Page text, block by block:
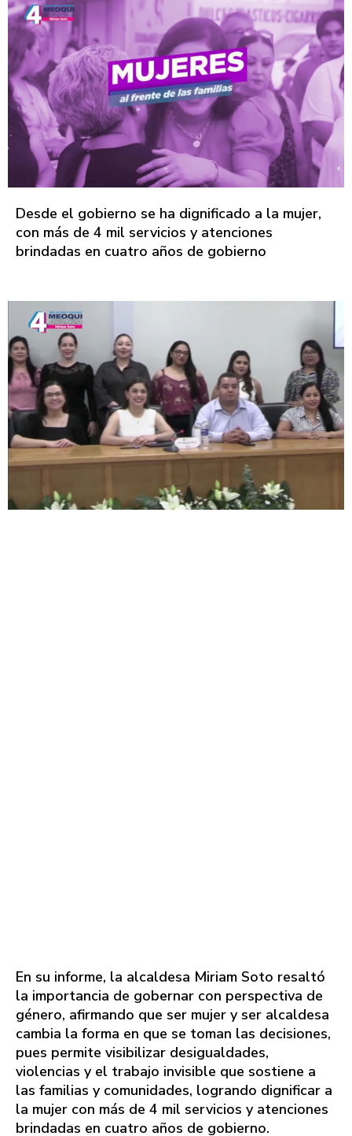
Desde el gobierno se ha dignificado a la mujer,
con más de 4 mil servicios y atenciones
brindadas en cuatro años de gobierno
En su informe, la alcaldesa Miriam Soto resaltó
la importancia de gobernar con perspectiva de
género, afirmando que ser mujer y ser alcaldesa
cambia la forma en que se toman las decisiones,
pues permite visibilizar desigualdades,
violencias y el trabajo invisible que sostiene a
las familias y comunidades, logrando dignificar a
la mujer con más de 4 mil servicios y atenciones
brindadas en cuatro años de gobierno.